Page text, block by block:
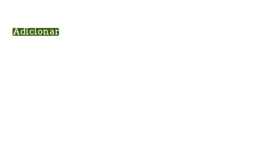
Adicionar